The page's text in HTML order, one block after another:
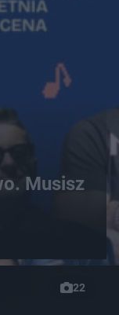
Musisz
22